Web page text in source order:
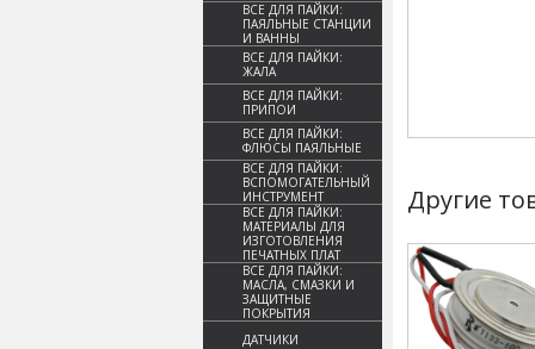
ВСЕ ДЛЯ ПАЙКИ:
ПАЯЛЬНЫЕ СТАНЦИИ
И ВАННЫ
ВСЕ ДЛЯ ПАЙКИ:
ЖАЛА
ВСЕ ДЛЯ ПАЙКИ:
ПРИПОИ
ВСЕ ДЛЯ ПАЙКИ:
ФЛЮСЫ ПАЯЛЬНЫЕ
ВСЕ ДЛЯ ПАЙКИ:
ВСПОМОГАТЕЛЬНЫЙ
ИНСТРУМЕНТ
ВСЕ ДЛЯ ПАЙКИ:
МАТЕРИАЛЫ ДЛЯ
ИЗГОТОВЛЕНИЯ
ПЕЧАТНЫХ ПЛАТ
ВСЕ ДЛЯ ПАЙКИ:
МАСЛА, СМАЗКИ И
ЗАЩИТНЫЕ
ПОКРЫТИЯ
ДАТЧИКИ
Другие